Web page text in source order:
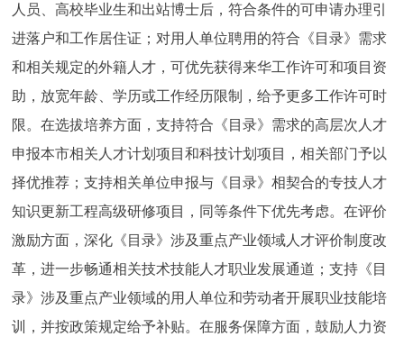
人员、高校毕业生和出站博士后，符合条件的可申请办理引
进落户和工作居住证；对用人单位聘用的符合《目录》需求
和相关规定的外籍人才，可优先获得来华工作许可和项目资
助，放宽年龄、学历或工作经历限制，给予更多工作许可时
限。在选拔培养方面，支持符合《目录》需求的高层次人才
申报本市相关人才计划项目和科技计划项目，相关部门予以
择优推荐；支持相关单位申报与《目录》相契合的专技人才
知识更新工程高级研修项目，同等条件下优先考虑。在评价
激励方面，深化《目录》涉及重点产业领域人才评价制度改
革，进一步畅通相关技术技能人才职业发展通道；支持《目
录》涉及重点产业领域的用人单位和劳动者开展职业技能培
训，并按政策规定给予补贴。在服务保障方面，鼓励人力资